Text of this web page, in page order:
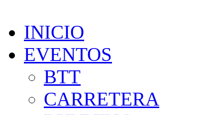
INICIO
EVENTOS
BTT
CARRETERA